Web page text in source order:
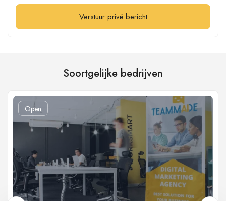
Verstuur privé bericht
Soortgelijke bedrijven
Open